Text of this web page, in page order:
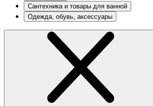
Сантехника и товары для ванной
Одежда, обувь, аксессуары